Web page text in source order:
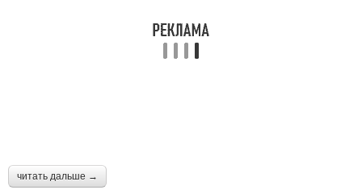
читать дальше →